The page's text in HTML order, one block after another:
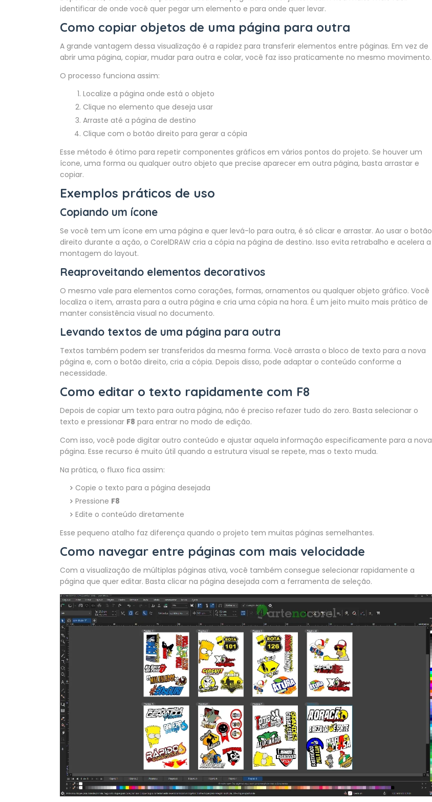
identificar de onde você quer pegar um elemento e para onde quer levar.
Como copiar objetos de uma página para outra
A grande vantagem dessa visualização é a rapidez para transferir elementos entre páginas. Em vez de
abrir uma página, copiar, mudar para outra e colar, você faz isso praticamente no mesmo movimento.
O processo funciona assim:
Localize a página onde está o objeto
Clique no elemento que deseja usar
Arraste até a página de destino
Clique com o botão direito para gerar a cópia
Esse método é ótimo para repetir componentes gráficos em vários pontos do projeto. Se houver um
ícone, uma forma ou qualquer outro objeto que precise aparecer em outra página, basta arrastar e
copiar.
Exemplos práticos de uso
Copiando um ícone
Se você tem um ícone em uma página e quer levá-lo para outra, é só clicar e arrastar. Ao usar o botão
direito durante a ação, o CorelDRAW cria a cópia na página de destino. Isso evita retrabalho e acelera a
montagem do layout.
Reaproveitando elementos decorativos
O mesmo vale para elementos como corações, formas, ornamentos ou qualquer objeto gráfico. Você
localiza o item, arrasta para a outra página e cria uma cópia na hora. É um jeito muito mais prático de
manter consistência visual no documento.
Levando textos de uma página para outra
Textos também podem ser transferidos da mesma forma. Você arrasta o bloco de texto para a nova
página e, com o botão direito, cria a cópia. Depois disso, pode adaptar o conteúdo conforme a
necessidade.
Como editar o texto rapidamente com F8
Depois de copiar um texto para outra página, não é preciso refazer tudo do zero. Basta selecionar o
texto e pressionar F8 para entrar no modo de edição.
Com isso, você pode digitar outro conteúdo e ajustar aquela informação especificamente para a nova
página. Esse recurso é muito útil quando a estrutura visual se repete, mas o texto muda.
Na prática, o fluxo fica assim:
Copie o texto para a página desejada
Pressione F8
Edite o conteúdo diretamente
Esse pequeno atalho faz diferença quando o projeto tem muitas páginas semelhantes.
Como navegar entre páginas com mais velocidade
Com a visualização de múltiplas páginas ativa, você também consegue selecionar rapidamente a
página que quer editar. Basta clicar na página desejada com a ferramenta de seleção.